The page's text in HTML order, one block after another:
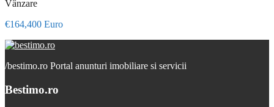
Vânzare
€164,400 Euro
/bestimo.ro Portal anunturi imobiliare si servicii
Bestimo.ro